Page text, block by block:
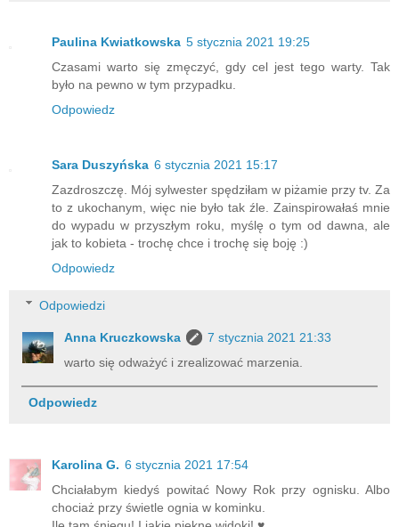
Paulina Kwiatkowska 5 stycznia 2021 19:25
Czasami warto się zmęczyć, gdy cel jest tego warty. Tak
było na pewno w tym przypadku.
Odpowiedz
Sara Duszyńska 6 stycznia 2021 15:17
Zazdroszczę. Mój sylwester spędziłam w piżamie przy tv. Za
to z ukochanym, więc nie było tak źle. Zainspirowałaś mnie
do wypadu w przyszłym roku, myślę o tym od dawna, ale
jak to kobieta - trochę chce i trochę się boję :)
Odpowiedz
Odpowiedzi
Anna Kruczkowska
7 stycznia 2021 21:33
warto się odważyć i zrealizować marzenia.
Odpowiedz
Karolina G. 6 stycznia 2021 17:54
Chciałabym kiedyś powitać Nowy Rok przy ognisku. Albo
chociaż przy świetle ognia w kominku.